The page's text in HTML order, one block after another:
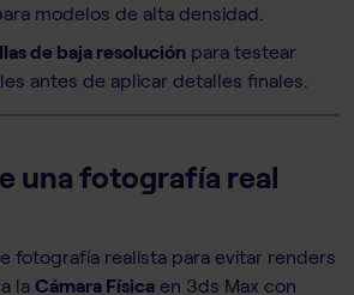
modelos de alta densidad.
de baja resolución para testear
antes de aplicar detalles finales.
una fotografía real
fotografía realista para evitar renders
la Cámara Física en 3ds Max con